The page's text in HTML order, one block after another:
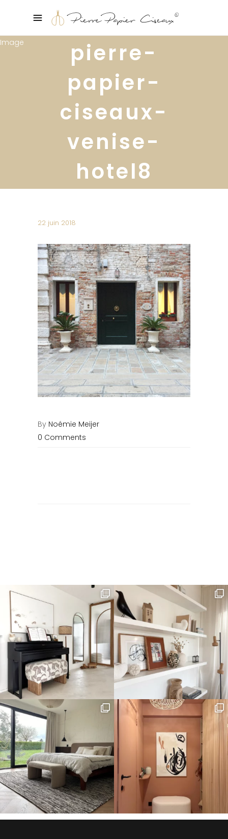
pierre-
papier-
ciseaux-
venise-
hotel8
22 juin 2018
By Noémie Meijer
0 Comments